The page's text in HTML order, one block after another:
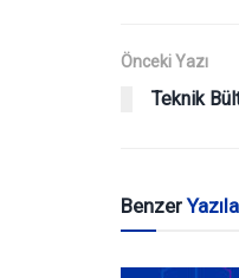
Önceki Yazı
Teknik
Benzer